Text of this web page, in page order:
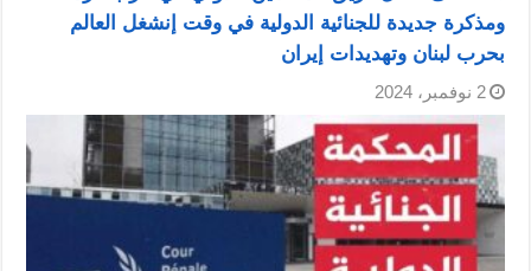
ومذكرة جديدة للجنائية الدولية في وقت إنشغل العالم
بحرب لبنان وتهديدات إيران
2 نوفمبر، 2024